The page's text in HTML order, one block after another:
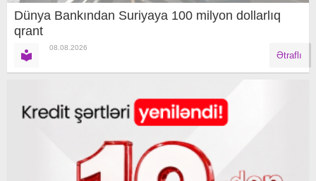
Dünya Bankından Suriyaya 100 milyon dollarlıq
qrant
08.08.2026
Ətraflı